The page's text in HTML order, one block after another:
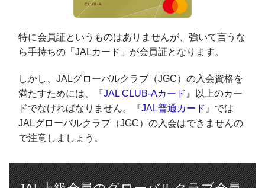
特に会員証というものはありませんが、強いて言うな
ら手持ちの「JALカード」が会員証となります。
しかし、JALグローバルクラブ（JGC）の入会資格を
満たすためには、『JAL CLUB-Aカード 』以上のカー
ドでなければなりません。『JAL普通カード 』では
JALグローバルクラブ（JGC）の入会はできませんの
で注意しましょう。